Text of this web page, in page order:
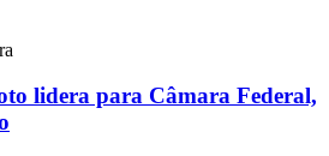
lidera para Câmara Federal,